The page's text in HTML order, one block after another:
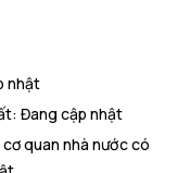
nhật
: Đang cập nhật
quan nhà nước có